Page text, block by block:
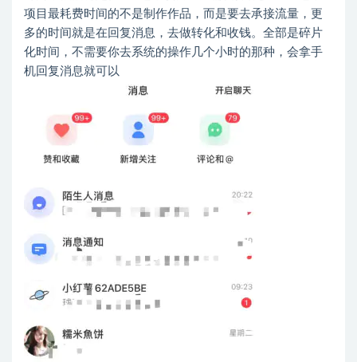
项目最耗费时间的不是制作作品，而是要去承接流量，更
多的时间就是在回复消息，去做转化和收钱。全部是碎片
化时间，不需要你去系统的操作几个小时的那种，会拿手
机回复消息就可以